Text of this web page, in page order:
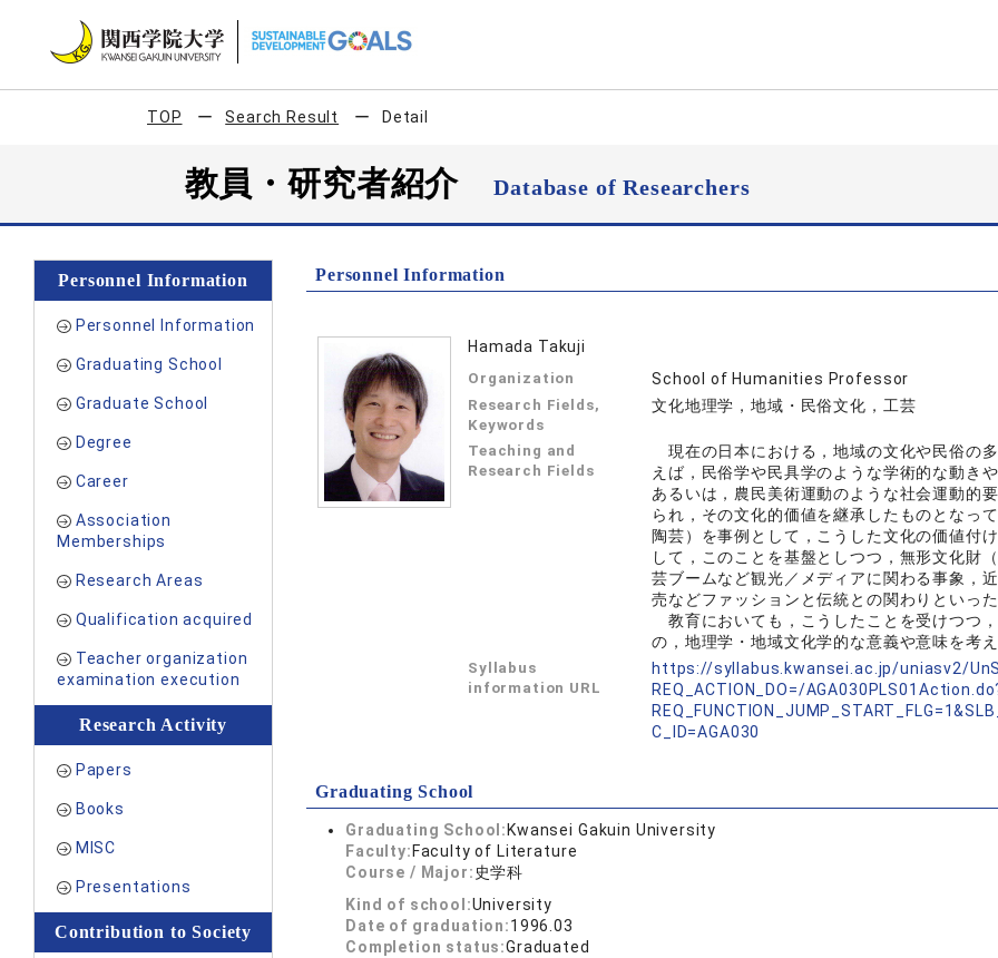
TOP Search Result Detail
教員・研究者紹介Database of Researchers
Personnel Information
Personnel Information
Graduating School
Graduate School
Degree
Career
Association
Memberships
Research Areas
Qualification acquired
Teacher organization
examination execution
Research Activity
Papers
Books
MISC
Presentations
Contribution to Society
Personnel Information
Hamada Takuji
Organization School of Humanities Professor
Research Fields,
Keywords
文化地理学，地域・民俗文化，工芸
Teaching and
Research Fields
現在の日本における，地域の文化や民俗の
えば，民俗学や民具学のような学術的な動き
あるいは，農民美術運動のような社会運動的
られ，その文化的価値を継承したものとなっ
陶芸）を事例として，こうした文化の価値付
して，このことを基盤としつつ，無形文化財
芸ブームなど観光／メディアに関わる事象，
売などファッションと伝統との関わりといっ
教育においても，こうしたことを受けつつ
の，地理学・地域文化学的な意義や意味を考
Syllabus
information URL
https://syllabus.kwansei.ac.jp/uniasv2/
REQ_ACTION_DO=/
C_ID=AGA030
Graduating School
Graduating School: Kwansei Gakuin University
Faculty: Faculty of Literature
Course / Major: 史学科
Kind of school:University
Date of graduation:1996.03
Completion status:Graduated